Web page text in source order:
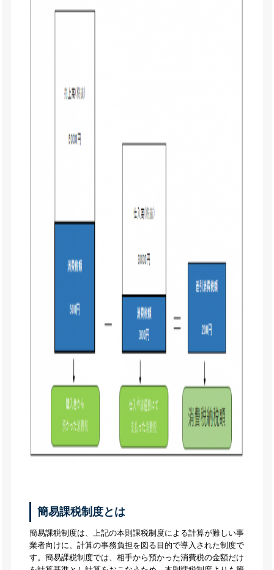
簡易課税制度とは
簡易課税制度は、上記の本則課税制度による計算が難しい事
業者向けに、計算の事務負担を図る目的で導入された制度で
す。簡易課税制度では、相手から預かった消費税の金額だけ